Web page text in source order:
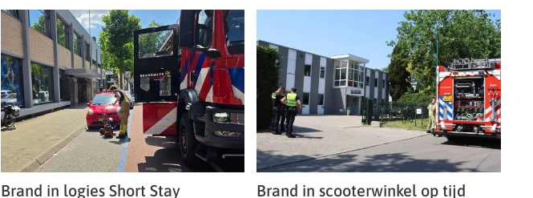
Brand in logies Short Stay
Brand in scooterwinkel op tijd